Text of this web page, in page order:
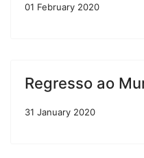
01 February 2020
Regresso ao
31 January 2020